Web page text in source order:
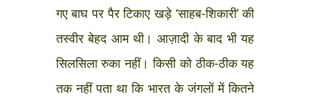
गए बाघ पर पैर टिकाए खड़े ‘साहब-शिकारी’ की
तस्वीर बेहद आम थी। आज़ादी के बाद भी यह
सिलसिला रुका नहीं। किसी को ठीक-ठीक यह
तक नहीं पता था कि भारत के जंगलों में कितने